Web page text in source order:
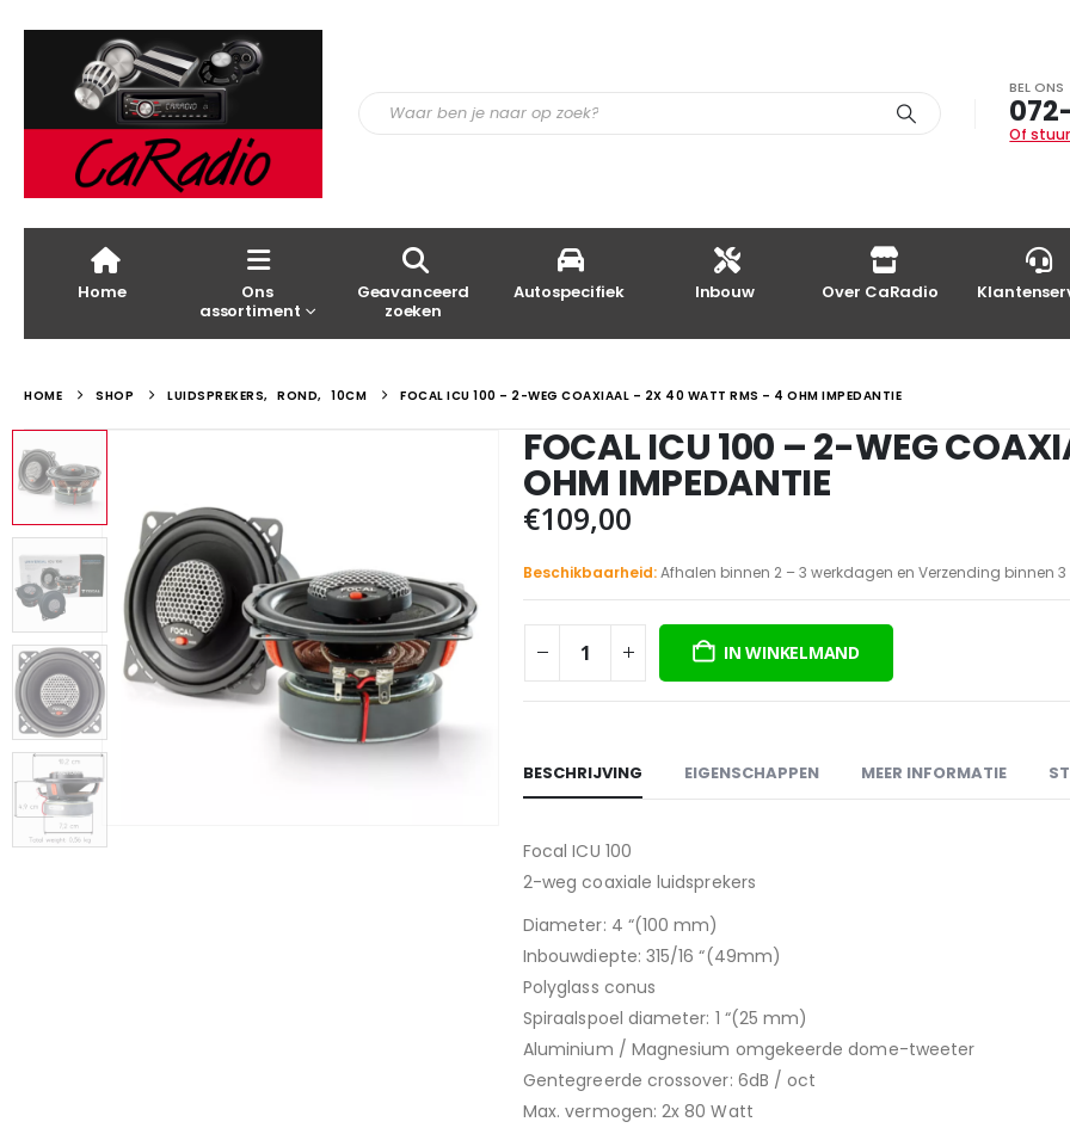
BEL ONS
Of
Home
Ons
assortiment
Geavanceerd
zoeken
Autospecifiek Inbouw Over CaRadio
HOME SHOP LUIDSPREKERS, ROND, 10CM FOCAL ICU 100 – 2-WEG COAXIAAL – 2X 40 WATT RMS – 4 OHM IMPEDANTIE
FOCAL ICU 100 – 2-WEG
OHM IMPEDANTIE
€109,00
Beschikbaarheid:Afhalen binnen 2 – 3 werkdagen en Verzending binnen
IN WINKELMAND
BESCHRIJVING EIGENSCHAPPEN MEER INFORMATIE
Focal ICU 100
2-weg coaxiale luidsprekers
Diameter: 4 “(100 mm)
Inbouwdiepte: 315/16 “(49mm)
Polyglass conus
Spiraalspoel diameter: 1 “(25 mm)
Aluminium / Magnesium omgekeerde dome-tweeter
Gentegreerde crossover: 6dB / oct
Max. vermogen: 2x 80 Watt